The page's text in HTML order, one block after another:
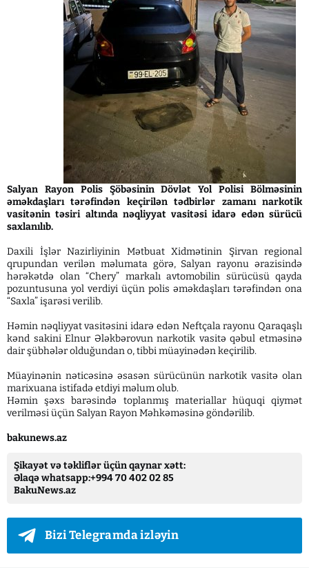
Salyan Rayon Polis Şöbəsinin Dövlət Yol Polisi Bölməsinin
əməkdaşları tərəfindən keçirilən tədbirlər zamanı narkotik
vasitənin təsiri altında nəqliyyat vasitəsi idarə edən sürücü
saxlanılıb.
Daxili İşlər Nazirliyinin Mətbuat Xidmətinin Şirvan regional
qrupundan verilən məlumata görə, Salyan rayonu ərazisində
hərəkətdə olan “Chery” markalı avtomobilin sürücüsü qayda
pozuntusuna yol verdiyi üçün polis əməkdaşları tərəfindən ona
“Saxla” işarəsi verilib.
Həmin nəqliyyat vasitəsini idarə edən Neftçala rayonu Qaraqaşlı
kənd sakini Elnur Ələkbərovun narkotik vasitə qəbul etməsinə
dair şübhələr olduğundan o, tibbi müayinədən keçirilib.
Müayinənin nəticəsinə əsasən sürücünün narkotik vasitə olan
marixuana istifadə etdiyi məlum olub.
Həmin şəxs barəsində toplanmış materiallar hüquqi qiymət
verilməsi üçün Salyan Rayon Məhkəməsinə göndərilib.
bakunews.az
Şikayət və təkliflər üçün qaynar xətt:
Əlaqə whatsapp:+994 70 402 02 85
BakuNews.az
Bizi Telegramda izləyin